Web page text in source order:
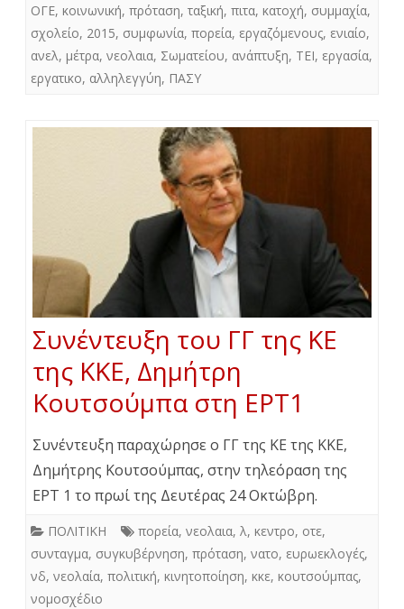
ΟΓΕ, κοινωνική, πρόταση, ταξική, πιτα, κατοχή, συμμαχία,
σχολείο, 2015, συμφωνία, πορεία, εργαζόμενους, ενιαίο,
ανελ, μέτρα, νεολαια, Σωματείου, ανάπτυξη, ΤΕΙ, εργασία,
εργατικο, αλληλεγγύη, ΠΑΣΥ
Συνέντευξη του ΓΓ της ΚΕ
της ΚΚΕ, Δημήτρη
Κουτσούμπα στη ΕΡΤ1
Συνέντευξη παραχώρησε ο ΓΓ της ΚΕ της ΚΚΕ,
Δημήτρης Κουτσούμπας, στην τηλεόραση της
ΕΡΤ 1 το πρωί της Δευτέρας 24 Οκτώβρη.
ΠΟΛΙΤΙΚΗ πορεία, νεολαια, λ, κεντρο, οτε,
συνταγμα, συγκυβέρνηση, πρόταση, νατο, ευρωεκλογές,
νδ, νεολαία, πολιτική, κινητοποίηση, κκε, κουτσούμπας,
νομοσχέδιο